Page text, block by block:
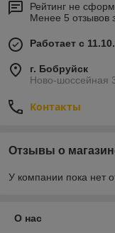
Рейтинг не
Менее 5 отзывов
Работает с
г. Бобруйск
Ново-шоссейная
Контакты
Отзывы о
У компании пока нет
О нас